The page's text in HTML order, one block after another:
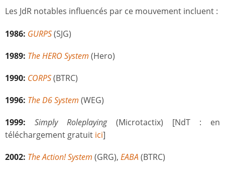
Les JdR notables influencés par ce mouvement incluent :
1986: GURPS(SJG)
1989: The HERO System (Hero)
1990: CORPS(BTRC)
1996: The D6 System (WEG)
1999: Simply Roleplaying(Microtactix) [NdT : en
téléchargement gratuit ici]
2002: The Action! System (GRG), EABA (BTRC)